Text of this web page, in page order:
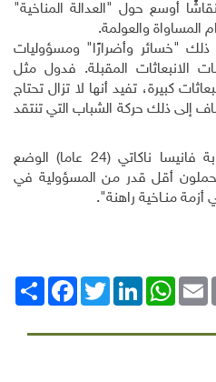
أيضا نقاشًا أوسع حول "العدالة المناخية"
المساواة والعولمة.
"خسائر وأضرارًا" ومسؤوليات
الانبعاثات المقبلة. فدول مثل
كبيرة، تفيد أنها لا تزال تحتاج
إلى ذلك حركة الشباب التي تنتقد
تلخص الناشطة الأوغندية الشابة فانيسا ناكاتي (24 عاما) الوضع
أقل قدر من المسؤولية في
أزمة منـاخية راهنة".
انشر
FacebookTwitterLinkedIn
WhatsAppEmail